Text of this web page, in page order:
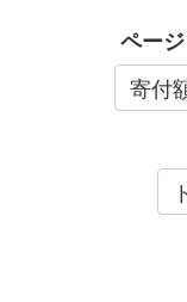
ページ
寄付